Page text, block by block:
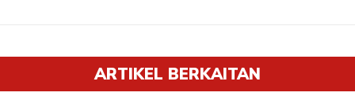
ARTIKEL BERKAITAN